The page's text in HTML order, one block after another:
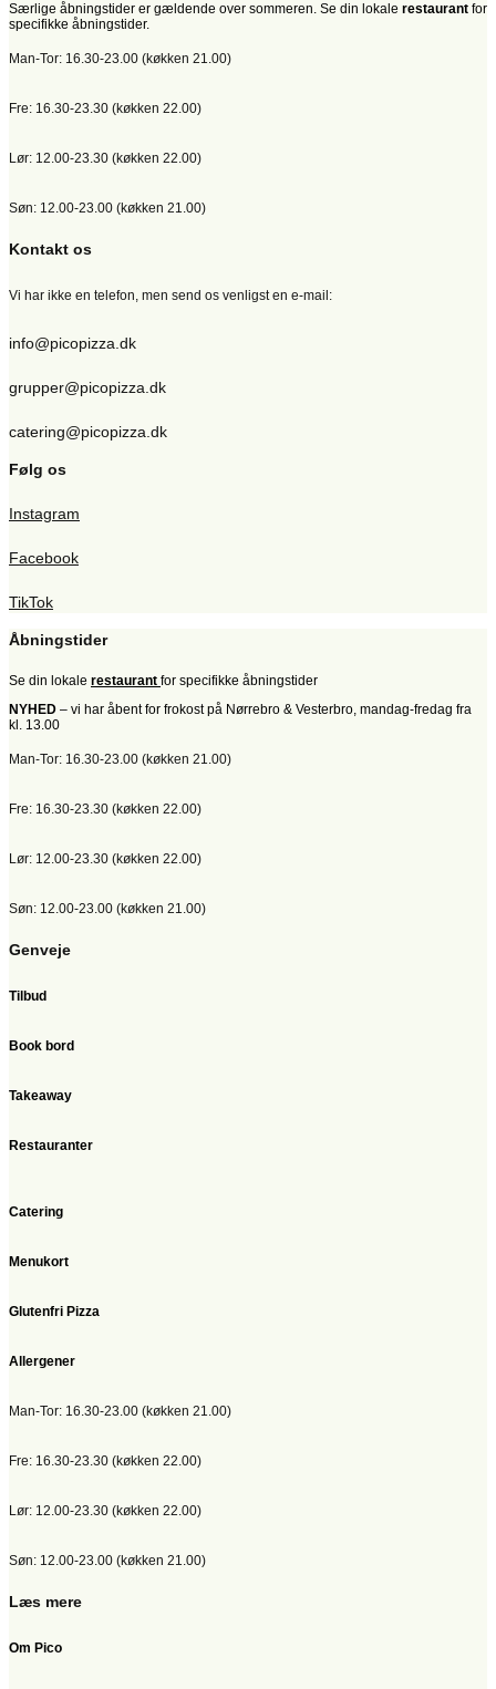
Særlige åbningstider er gældende over sommeren. Se din lokale restaurant for
specifikke åbningstider.
Man-Tor: 16.30-23.00 (køkken 21.00)
Fre: 16.30-23.30 (køkken 22.00)
Lør: 12.00-23.30 (køkken 22.00)
Søn: 12.00-23.00 (køkken 21.00)
Kontakt os
Vi har ikke en telefon, men send os venligst en e-mail:
info@picopizza.dk
grupper@picopizza.dk
catering@picopizza.dk
Følg os
Instagram
Facebook
TikTok
Åbningstider
Se din lokale restaurant for specifikke åbningstider
NYHED – vi har åbent for frokost på Nørrebro & Vesterbro, mandag-fredag fra
kl. 13.00
Man-Tor: 16.30-23.00 (køkken 21.00)
Fre: 16.30-23.30 (køkken 22.00)
Lør: 12.00-23.30 (køkken 22.00)
Søn: 12.00-23.00 (køkken 21.00)
Genveje
Tilbud
Book bord
Takeaway
Restauranter
Catering
Menukort
Glutenfri Pizza
Allergener
Man-Tor: 16.30-23.00 (køkken 21.00)
Fre: 16.30-23.30 (køkken 22.00)
Lør: 12.00-23.30 (køkken 22.00)
Søn: 12.00-23.00 (køkken 21.00)
Læs mere
Om Pico